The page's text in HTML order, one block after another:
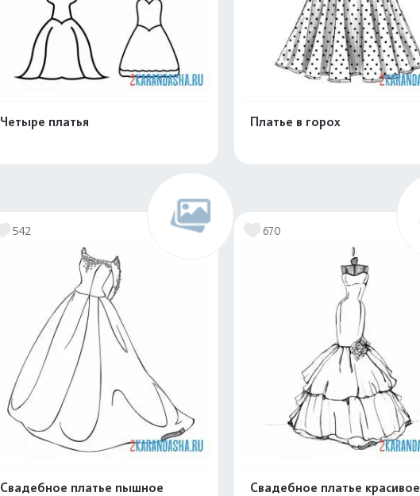
Четыре платья Платье в горох
542
Свадебное платье пышное
670
Свадебное платье красивое